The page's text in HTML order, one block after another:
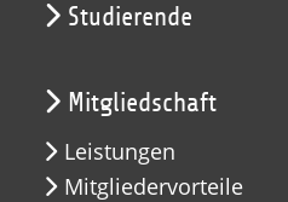
Studierende
Mitgliedschaft
Leistungen
Mitgliedervorteile